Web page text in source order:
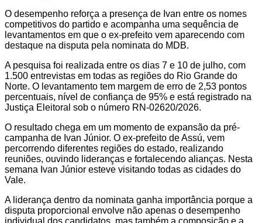
O desempenho reforça a presença de Ivan entre os nomes
competitivos do partido e acompanha uma sequência de
levantamentos em que o ex-prefeito vem aparecendo com
destaque na disputa pela nominata do MDB.
A pesquisa foi realizada entre os dias 7 e 10 de julho, com
1.500 entrevistas em todas as regiões do Rio Grande do
Norte. O levantamento tem margem de erro de 2,53 pontos
percentuais, nível de confiança de 95% e está registrado na
Justiça Eleitoral sob o número RN-02620/2026.
O resultado chega em um momento de expansão da pré-
campanha de Ivan Júnior. O ex-prefeito de Assú, vem
percorrendo diferentes regiões do estado, realizando
reuniões, ouvindo lideranças e fortalecendo alianças. Nesta
semana Ivan Júnior esteve visitando todas as cidades do
Vale.
A liderança dentro da nominata ganha importância porque a
disputa proporcional envolve não apenas o desempenho